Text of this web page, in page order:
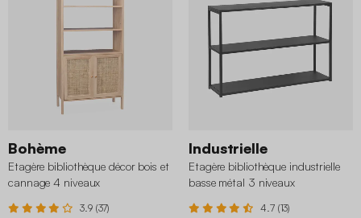
Bohème
Etagère bibliothèque décor bois et
cannage 4 niveaux
3.9 (37)
Industrielle
Etagère bibliothèque industrielle
basse métal 3 niveaux
4.7 (13)